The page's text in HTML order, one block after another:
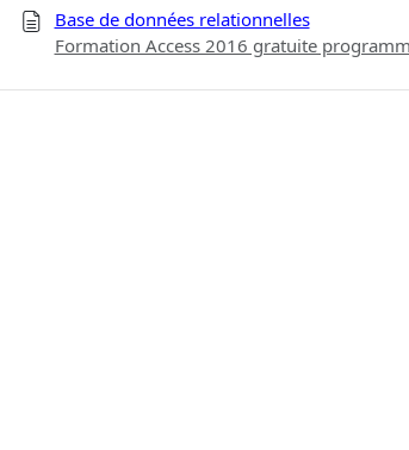
Base de données relationnelles
Formation Access 2016 gratuite